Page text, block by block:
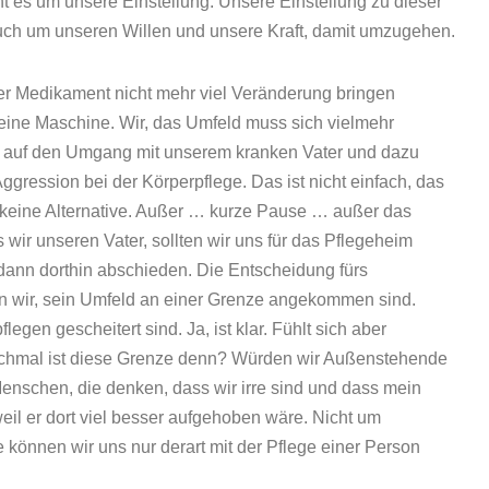
um unseren Willen und unsere Kraft, damit umzugehen.
Medikament nicht mehr viel Veränderung bringen
Maschine. Wir, das Umfeld muss sich vielmehr
den Umgang mit unserem kranken Vater und dazu
bei der Körperpflege. Das ist nicht einfach, das
Alternative. Außer … kurze Pause … außer das
unseren Vater, sollten wir uns für das Pflegeheim
dorthin abschieden. Die Entscheidung fürs
wir, sein Umfeld an einer Grenze angekommen sind.
gescheitert sind. Ja, ist klar. Fühlt sich aber
ist diese Grenze denn? Würden wir Außenstehende
die denken, dass wir irre sind und dass mein
er dort viel besser aufgehoben wäre. Nicht um
wir uns nur derart mit der Pflege einer Person